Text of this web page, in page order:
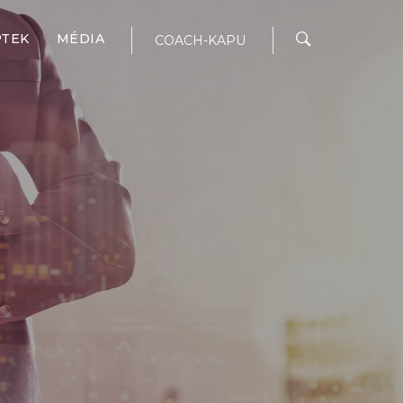
MÉDIA COACH-KAPU